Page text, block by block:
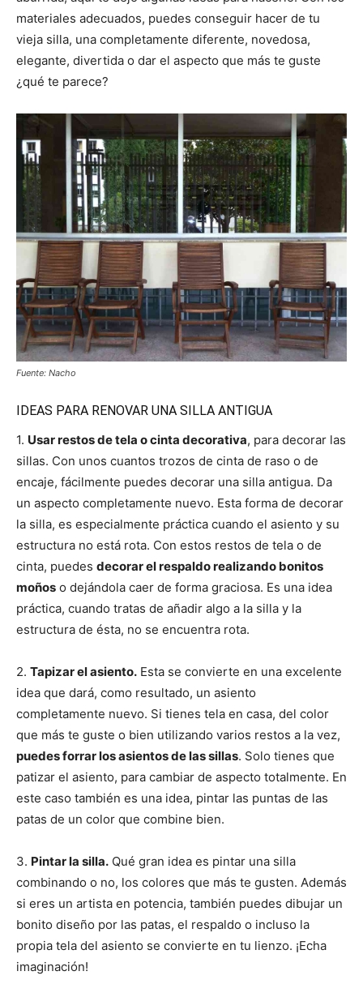
materiales adecuados, puedes conseguir hacer de tu
vieja silla, una completamente diferente, novedosa,
elegante, divertida o dar el aspecto que más te guste
¿qué te parece?
Fuente: Nacho
IDEAS PARA RENOVAR UNA SILLA ANTIGUA
1. Usar restos de tela o cinta decorativa, para decorar las
sillas. Con unos cuantos trozos de cinta de raso o de
encaje, fácilmente puedes decorar una silla antigua. Da
un aspecto completamente nuevo. Esta forma de decorar
la silla, es especialmente práctica cuando el asiento y su
estructura no está rota. Con estos restos de tela o de
cinta, puedes decorar el respaldo realizando bonitos
moños o dejándola caer de forma graciosa. Es una idea
práctica, cuando tratas de añadir algo a la silla y la
estructura de ésta, no se encuentra rota.
2. Tapizar el asiento. Esta se convierte en una excelente
idea que dará, como resultado, un asiento
completamente nuevo. Si tienes tela en casa, del color
que más te guste o bien utilizando varios restos a la vez,
puedes forrar los asientos de las sillas. Solo tienes que
patizar el asiento, para cambiar de aspecto totalmente. En
este caso también es una idea, pintar las puntas de las
patas de un color que combine bien.
3. Pintar la silla. Qué gran idea es pintar una silla
combinando o no, los colores que más te gusten. Además
si eres un artista en potencia, también puedes dibujar un
bonito diseño por las patas, el respaldo o incluso la
propia tela del asiento se convierte en tu lienzo. ¡Echa
imaginación!